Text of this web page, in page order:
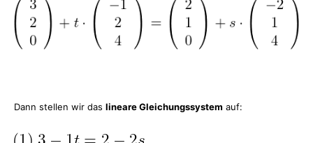
Dann stellen wir das lineare Gleichungssystem auf: